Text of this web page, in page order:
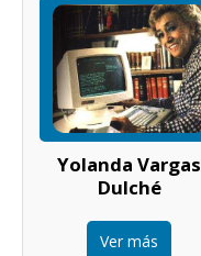
Yolanda Vargas
Dulché
Ver más